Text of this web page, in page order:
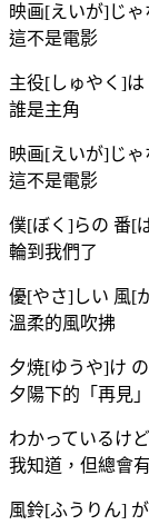
映画[えいが]じゃ
這不是電影
主役[しゅやく]
誰是主角
映画[えいが]じゃ
這不是電影
僕[ぼく]らの 番[
輪到我們了
優[やさ]しい 風[
溫柔的風吹拂
夕焼[ゆうや]け の
夕陽下的「再見」
わかっているけ
我知道，但總會
風鈴[ふうりん]